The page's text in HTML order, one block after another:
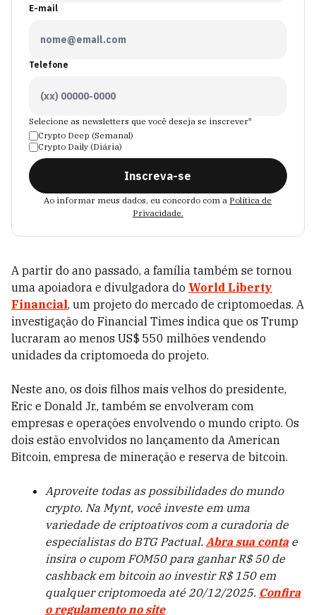
E-mail
Telefone
Selecione as newsletters que você deseja se inscrever*
Crypto Deep (Semanal)
Crypto Daily (Diária)
Inscreva-se
Ao informar meus dados, eu concordo com a Política de
Privacidade.
A partir do ano passado, a família também se tornou
uma apoiadora e divulgadora do World Liberty
Financial, um projeto do mercado de criptomoedas. A
investigação do Financial Times indica que os Trump
lucraram ao menos US$ 550 milhões vendendo
unidades da criptomoeda do projeto.
Neste ano, os dois filhos mais velhos do presidente,
Eric e Donald Jr., também se envolveram com
empresas e operações envolvendo o mundo cripto. Os
dois estão envolvidos no lançamento da American
Bitcoin, empresa de mineração e reserva de bitcoin.
Aproveite todas as possibilidades do mundo
crypto. Na Mynt, você investe em uma
variedade de criptoativos com a curadoria de
especialistas do BTG Pactual. Abra sua contae
insira o cupom FOM50 para ganhar R$ 50 de
cashback em bitcoin ao investir R$ 150 em
qualquer criptomoeda até 20/12/2025. Confira
o regulamento no site